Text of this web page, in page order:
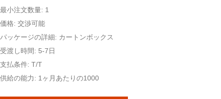
最小注文数量: 1
価格: 交渉可能
パッケージの詳細: カートンボックス
受渡し時間: 5-7日
支払条件: T/T
供給の能力: 1ヶ月あたりの1000